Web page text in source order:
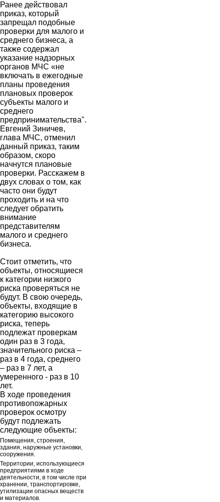
Ранее действовал
приказ, который
запрещал подобные
проверки для малого и
среднего бизнеса, а
также содержал
указание надзорных
органов МЧС «не
включать в ежегодные
планы проведения
плановых проверок
субъекты малого и
среднего
предпринимательства".
Евгений Зиничев,
глава МЧС, отменил
данный приказ, таким
образом, скоро
начнутся плановые
проверки. Расскажем в
двух словах о том, как
часто они будут
проходить и на что
следует обратить
внимание
представителям
малого и среднего
бизнеса.
Стоит отметить, что
объекты, относящиеся
к категории низкого
риска проверяться не
будут. В свою очередь,
объекты, входящие в
категорию высокого
риска, теперь
подлежат проверкам
один раз в 3 года,
значительного риска –
раз в 4 года, среднего
– раз в 7 лет, а
умеренного - раз в 10
лет.
В ходе проведения
противопожарных
проверок осмотру
будут подлежать
следующие объекты:
Помещения, строения,
здания, наружные установки,
сооружения.
Территории, использующиеся
предприятиями в ходе
деятельности, в том числе при
хранении, транспортировке,
утилизации опасных веществ
и материалов.